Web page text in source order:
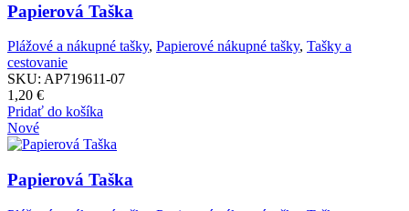
Papierová Taška
Plážové a nákupné tašky, Papierové nákupné tašky, Tašky a
cestovanie
SKU: AP719611-07
1,20 €
Pridať do košíka
Nové
Papierová Taška